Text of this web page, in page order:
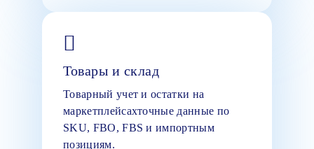
Товары и склад
Товарный учет и остатки на
маркетплейсахточные данные по
SKU, FBO, FBS и импортным
позициям.